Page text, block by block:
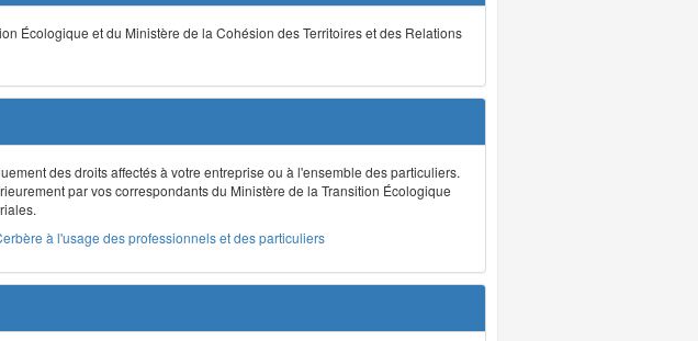
Écologique et du Ministère de la Cohésion des Territoires et des Relations
des droits affectés à votre entreprise ou à l'ensemble des particuliers.
par vos correspondants du Ministère de la Transition Écologique
à l'usage des professionnels et des particuliers